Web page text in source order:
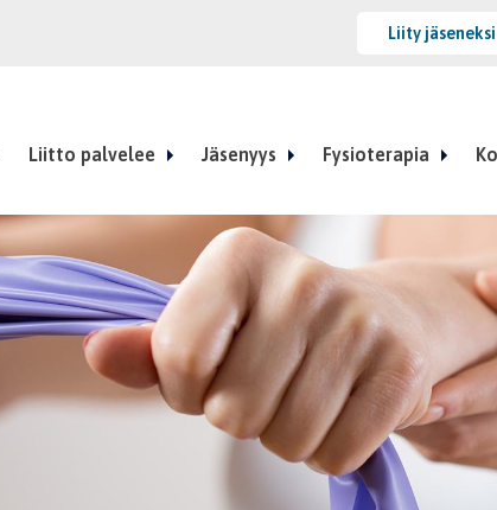
Liity jäseneksi
Liitto palvelee Jäsenyys Fysioterapia